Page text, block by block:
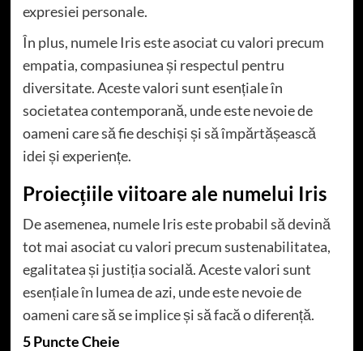
expresiei personale.
În plus, numele Iris este asociat cu valori precum
empatia, compasiunea și respectul pentru
diversitate. Aceste valori sunt esențiale în
societatea contemporană, unde este nevoie de
oameni care să fie deschiși și să împărtășească
idei și experiențe.
Proiecțiile viitoare ale numelui Iris
De asemenea, numele Iris este probabil să devină
tot mai asociat cu valori precum sustenabilitatea,
egalitatea și justiția socială. Aceste valori sunt
esențiale în lumea de azi, unde este nevoie de
oameni care să se implice și să facă o diferență.
5 Puncte Cheie